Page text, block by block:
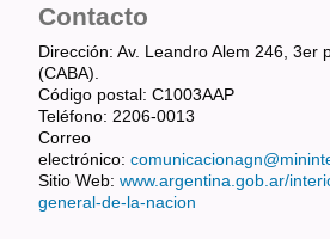
Contacto
Dirección: Av. Leandro Alem 246, 3er
(CABA).
Código postal: C1003AAP
Teléfono: 2206-0013
Correo
electrónico:
Sitio Web: www.argentina.gob.ar/
general-de-la-nacion